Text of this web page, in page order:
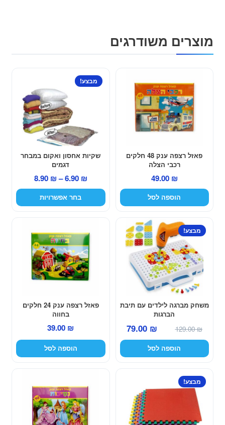
מוצרים משודרגים
פאזל רצפה ענק 48 חלקים
רכבי הצלה
49.00 ₪
הוספה לסל
שקיות אחסון ואקום במבחר
דגמים
מבצע!
6.90 ₪
–
8.90 ₪
טווח
מחירים:
בחר אפשרויות
למוצר
זה
ניתן
את
האפשרויות
בעמוד
המוצר
משחק מברגה לילדים עם תיבת
הברגות
מבצע!
129.00₪
המחיר
המקורי
היה:
79.00 ₪
המחיר
הנוכחי
הוא:
הוספה לסל
פאזל רצפה ענק 24 חלקים
בחווה
39.00 ₪
הוספה לסל
מבצע!